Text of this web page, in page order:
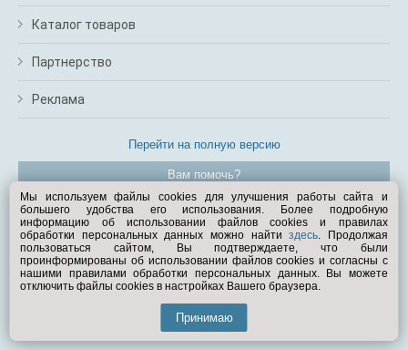
Каталог товаров
Партнерство
Реклама
Перейти на полную версию
Вам помочь?
© Exist.ru 1998—2026
Мы используем файлы cookies для улучшения работы сайта и
большего удобства его использования. Более подробную
информацию об использовании файлов cookies и правилах
обработки персональных данных можно найтиздесь. Продолжая
пользоваться сайтом, Вы подтверждаете, что были
проинформированы об использовании файлов cookies и согласны с
нашими правилами обработки персональных данных. Вы можете
отключить файлы cookies в настройках Вашего браузера.
Принимаю